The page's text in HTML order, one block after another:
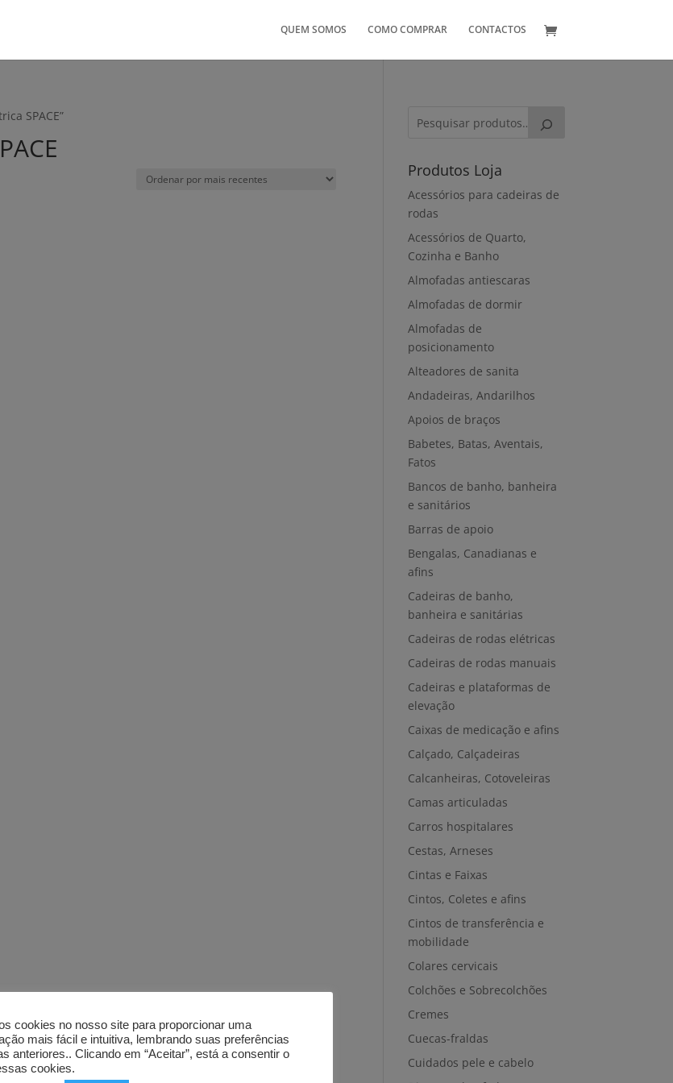
QUEM SOMOS COMO COMPRAR CONTACTOS
SPACE”
Produtos Loja
Acessórios para cadeiras de
rodas
Acessórios de Quarto,
Cozinha e Banho
Almofadas antiescaras
Almofadas de dormir
Almofadas de
posicionamento
Alteadores de sanita
Andadeiras, Andarilhos
Apoios de braços
Babetes, Batas, Aventais,
Fatos
Bancos de banho, banheira
e sanitários
Barras de apoio
Bengalas, Canadianas e
afins
Cadeiras de banho,
banheira e sanitárias
Cadeiras de rodas elétricas
Cadeiras de rodas manuais
Cadeiras e plataformas de
elevação
Caixas de medicação e afins
Calçado, Calçadeiras
Calcanheiras, Cotoveleiras
Camas articuladas
Carros hospitalares
Cestas, Arneses
Cintas e Faixas
Cintos, Coletes e afins
Cintos de transferência e
mobilidade
Colares cervicais
Colchões e Sobrecolchões
Cremes
Cuecas-fraldas
Cuidados pele e cabelo
cookies no nosso site para proporcionar uma
mais fácil e intuitiva, lembrando suas preferências
anteriores.. Clicando em “Aceitar”, está a consentir o
cookies.